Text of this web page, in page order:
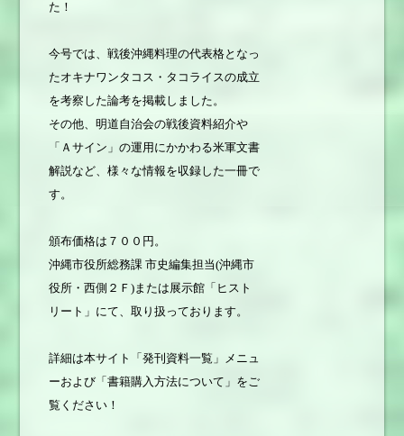
た！
今号では、戦後沖縄料理の代表格となっ
たオキナワンタコス・タコライスの成立
を考察した論考を掲載しました。
その他、明道自治会の戦後資料紹介や
「Ａサイン」の運用にかかわる米軍文書
解説など、様々な情報を収録した一冊で
す。
頒布価格は７００円。
沖縄市役所総務課 市史編集担当(沖縄市
役所・西側２Ｆ)または展示館「ヒスト
リート」にて、取り扱っております。
詳細は本サイト「発刊資料一覧」メニュ
ーおよび「書籍購入方法について」をご
覧ください！